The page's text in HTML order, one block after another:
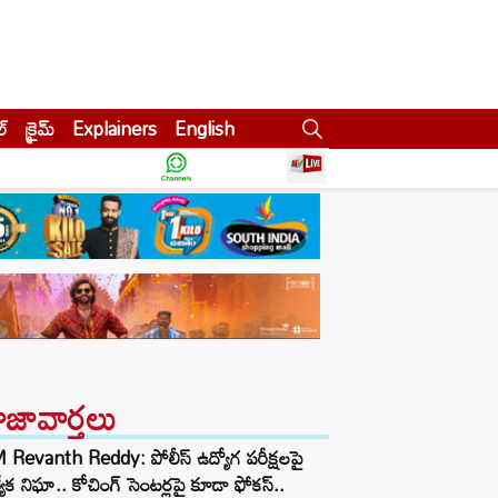
క్రైమ్ Explainers English
Revanth Reddy: పోలీస్ ఉద్యోగ పరీక్షలపై
నిఘా.. కోచింగ్ సెంటర్లపై కూడా ఫోకస్..